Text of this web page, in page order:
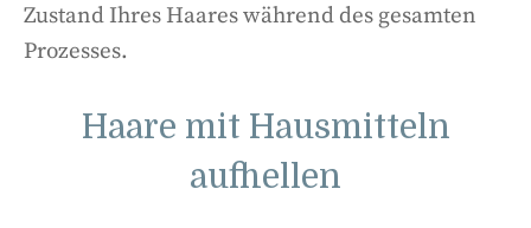
Zustand Ihres Haares während des gesamten
Prozesses.
Haare mit Hausmitteln
aufhellen